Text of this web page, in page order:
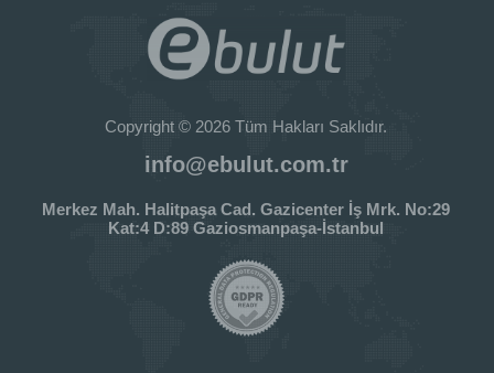
Copyright © 2026 Tüm Hakları Saklıdır.
info@ebulut.com.tr
Merkez Mah. Halitpaşa Cad. Gazicenter İş Mrk. No:29
Kat:4 D:89 Gaziosmanpaşa-İstanbul